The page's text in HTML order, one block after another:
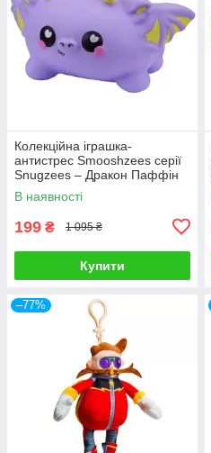
Колекційна іграшка-
антистрес Smooshzees серії
Snugzees – Дракон Паффін
08234
В наявності
199 ₴ 1 095 ₴
Купити
–77%